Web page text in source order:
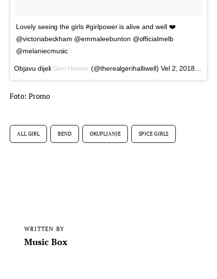
Lovely seeing the girls #girlpower is alive and well ❤️
@victoriabeckham @emmaleebunton @officialmelb
@melaniecmusic
Objavu dijeli Geri Horner (@therealgerihalliwell) Vel 2, 2018 at 8:49 PST
Foto: Promo
ALL GIRL BEND OKUPLJANJE SPICE GIRLS
WRITTEN BY
Music Box